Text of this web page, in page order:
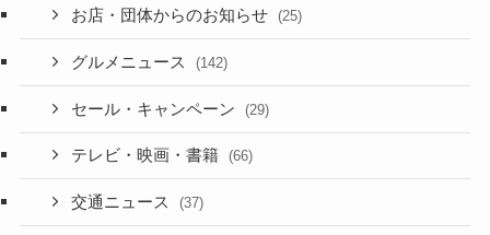
お店・団体からのお知らせ (25)
グルメニュース (142)
セール・キャンペーン (29)
テレビ・映画・書籍 (66)
交通ニュース (37)